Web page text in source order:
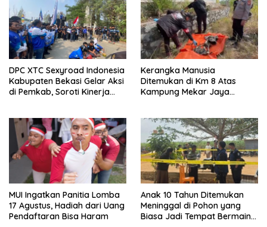
DPC XTC Sexyroad Indonesia
Kabupaten Bekasi Gelar Aksi
di Pemkab, Soroti Kinerja
Kerangka Manusia
Ditemukan di Km 8 Atas
Kampung Mekar Jaya
MUI Ingatkan Panitia Lomba
17 Agustus, Hadiah dari Uang
Pendaftaran Bisa Haram
Anak 10 Tahun Ditemukan
Meninggal di Pohon yang
Biasa Jadi Tempat Bermain